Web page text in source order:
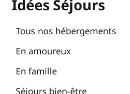
Idées Séjours
Tous nos hébergements
En amoureux
En famille
Séjours bien-être